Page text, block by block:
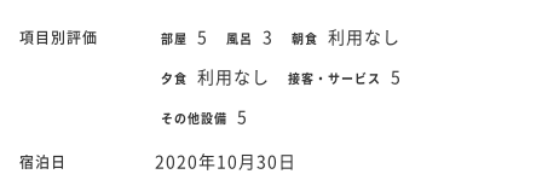
項目別評価 部屋 5 風呂 3 朝食 利用なし
夕食 利用なし 接客・サービス 5
その他設備 5
宿泊日 2020年10月30日